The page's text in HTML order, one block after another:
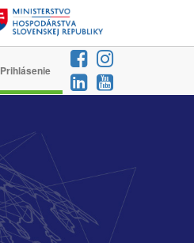
Prihlásenie